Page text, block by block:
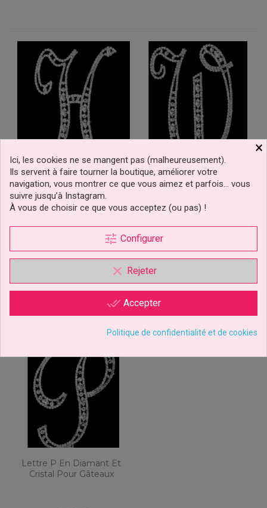
Lettre H En Diamant Et
Cristal Pour Gâteaux
Ajouter au panier
Lettre W En Diamant Et
Cristal Pour Gâteaux
Ajouter au panier
Lettre P En Diamant Et
Cristal Pour Gâteaux
×
Ici, les cookies ne se mangent pas (malheureusement).
Ils servent à faire tourner la boutique, améliorer votre
navigation, vous montrer ce que vous aimez et parfois… vous
suivre jusqu’à Instagram.
À vous de choisir ce que vous acceptez (ou pas) !
tune Configurer
clear Rejeter
done_all Accepter
Politique de confidentialité et de cookies